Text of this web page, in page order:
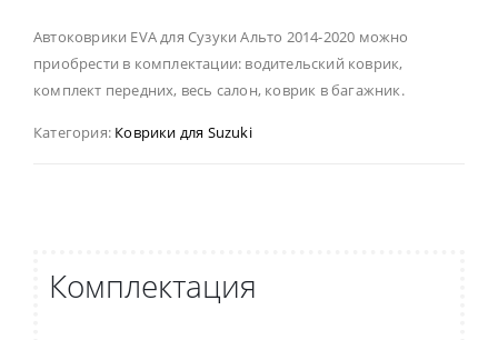
Автоковрики EVA для Сузуки Альто 2014-2020 можно
приобрести в комплектации: водительский коврик,
комплект передних, весь салон, коврик в багажник.
Категория: Коврики для Suzuki
Комплектация